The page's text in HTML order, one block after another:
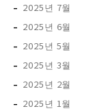
2025년 7월
2025년 6월
2025년 5월
2025년 3월
2025년 2월
2025년 1월